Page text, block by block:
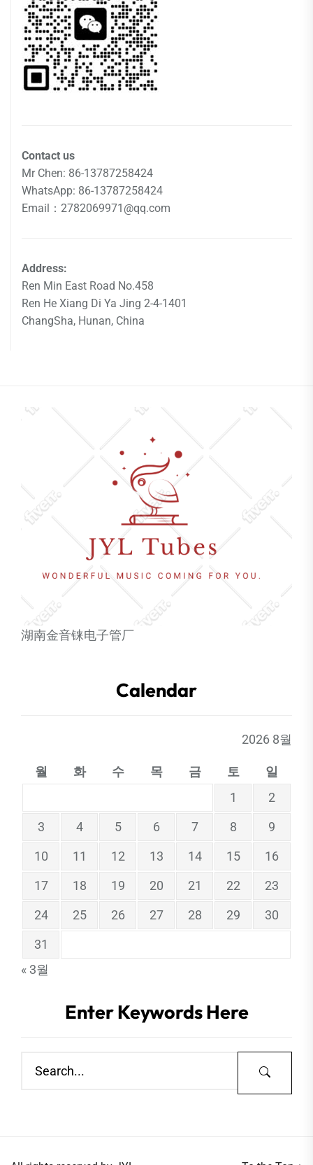
Contact us
Mr Chen: 86-13787258424
WhatsApp: 86-13787258424
Email：2782069971@qq.com
Address:
Ren Min East Road No.458
Ren He Xiang Di Ya Jing 2-4-1401
ChangSha, Hunan, China
湖南金音铼电子管厂
Calendar
2026 8월
월 화 수 목 금 토
일
1
2
3
4 5 6 7 8
9
10
11 12 13 14 15
16
17
18 19 20 21 22
23
24
25 26 27 28 29
30
31
« 3월
Enter Keywords Here